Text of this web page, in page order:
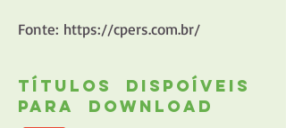
Fonte: https://cpers.com.br/
Títulos dispoíveis
para download